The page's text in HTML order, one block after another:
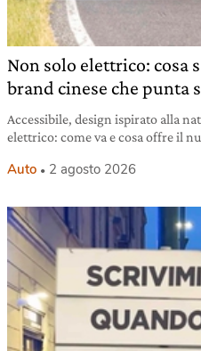
Non solo elettrico: cosa
brand cinese che punta
Accessibile, design ispirato alla
elettrico: come va e cosa offre il
Auto 2 agosto 2026